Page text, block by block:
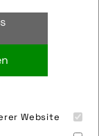
Website